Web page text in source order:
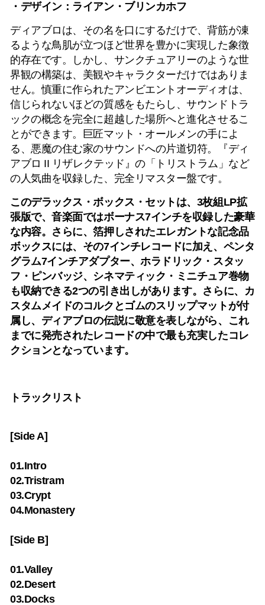
・デザイン：ライアン・ブリンカホフ
ディアブロは、その名を口にするだけで、背筋が凍
るような鳥肌が立つほど世界を豊かに実現した象徴
的存在です。しかし、サンクチュアリーのような世
界観の構築は、美観やキャラクターだけではありま
せん。慎重に作られたアンビエントオーディオは、
信じられないほどの質感をもたらし、サウンドトラ
ックの概念を完全に超越した場所へと進化させるこ
とができます。巨匠マット・オールメンの手によ
る、悪魔の住む家のサウンドへの片道切符。『ディ
アブロ II リザレクテッド』の「トリストラム」など
の人気曲を収録した、完全リマスター盤です。
このデラックス・ボックス・セットは、3枚組LP拡
張版で、音楽面ではボーナス7インチを収録した豪華
な内容。さらに、箔押しされたエレガントな記念品
ボックスには、その7インチレコードに加え、ペンタ
グラム7インチアダプター、ホラドリック・スタッ
フ・ピンバッジ、シネマティック・ミニチュア巻物
も収納できる2つの引き出しがあります。さらに、カ
スタムメイドのコルクとゴムのスリップマットが付
属し、ディアブロの伝説に敬意を表しながら、これ
までに発売されたレコードの中で最も充実したコレ
クションとなっています。
トラックリスト
[Side A]
01.Intro
02.Tristram
03.Crypt
04.Monastery
[Side B]
01.Valley
02.Desert
03.Docks